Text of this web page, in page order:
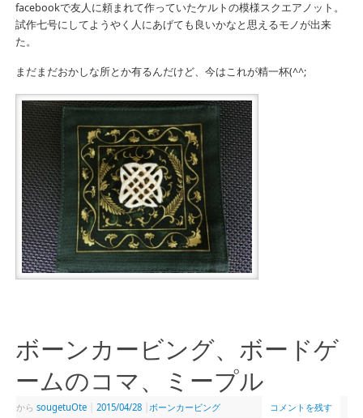
facebookで友人に頼まれて作っていたケルトの模様スクエアノット。
試作七号にしてようやく人にあげても良いかなと思えるモノが出来
た。
まだまだおかしな所とか有るんだけど、今はこれが精一杯(^^;
ボーンカービング、ボードゲ
ームのコマ、ミープル
から sougetuOte 2015/04/28 ボーンカービング コメントを残す